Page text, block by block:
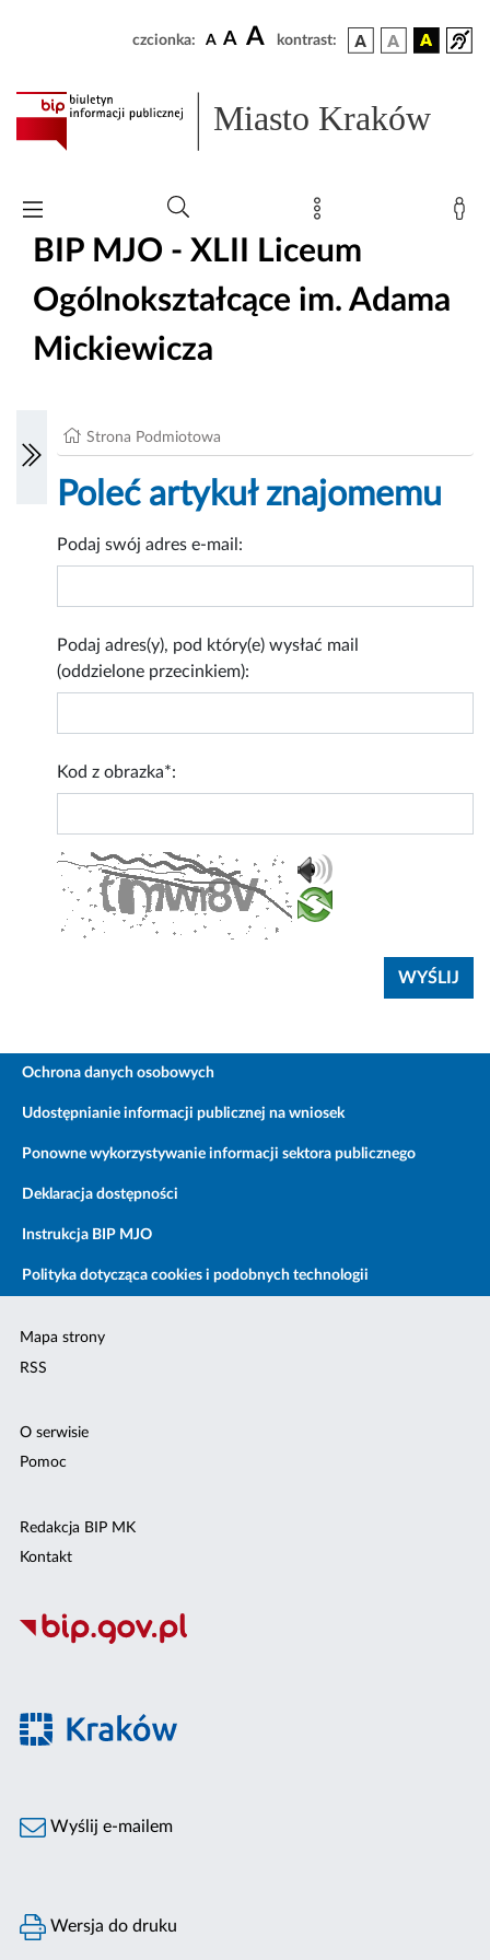
czcionka: A A A kontrast:
Miasto Kraków
BIP MJO - XLII Liceum
Ogólnokształcące im. Adama
Mickiewicza
Strona Podmiotowa
Poleć artykuł znajomemu
Podaj swój adres e-mail:
Podaj adres(y), pod który(e) wysłać mail
(oddzielone przecinkiem):
Kod z obrazka*:
Ochrona danych osobowych
Udostępnianie informacji publicznej na wniosek
Ponowne wykorzystywanie informacji sektora publicznego
Deklaracja dostępności
Instrukcja BIP MJO
Polityka dotycząca cookies i podobnych technologii
Mapa strony
RSS
O serwisie
Pomoc
Redakcja BIP MK
Kontakt
Wyślij e-mailem
Wersja do druku